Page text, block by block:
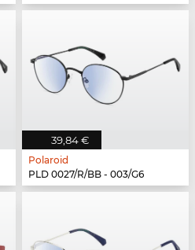
39,84 €
Polaroid
PLD 0027/R/BB - 003/G6